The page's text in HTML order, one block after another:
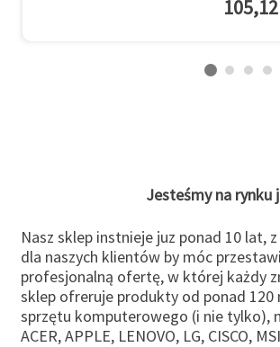
105,12
Jesteśmy na rynku
Nasz sklep instnieje juz ponad 10 lat,
dla naszych klientów by móc
profesjonalną ofertę, w której każdy
sklep ofreruje produkty od ponad
sprzętu komputerowego (i nie tylko),
ACER, APPLE, LENOVO, LG, CISCO,